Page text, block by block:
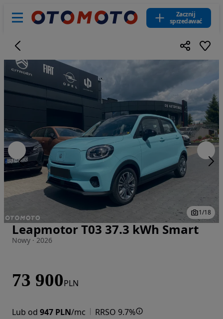
Zacznij
sprzedawać
Zdjęcie 1 z 18
1/18
Leapmotor T03 37.3 kWh Smart
Nowy · 2026
73 900PLN
Lub od 947 PLN/mc RRSO 9.7%